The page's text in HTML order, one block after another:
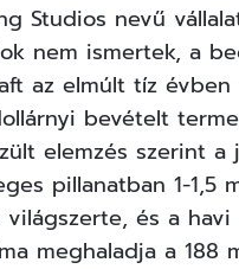
Studios nevű
nem ismertek, a
az elmúlt tíz
bevételt
elemzés szerint a
pillanatban 1-1,5
világszerte, és a
meghaladja a 188